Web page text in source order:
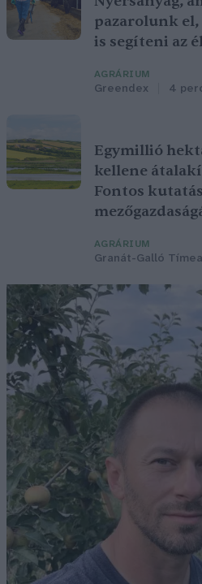
pazarolunk
is segíteni az
AGRÁRIUM
Greendex 4
Egymillió
kellene
Fontos
AGRÁRIUM
Granát-Galló Tímea